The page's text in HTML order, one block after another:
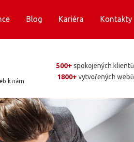
k nám
500+ spokojených klientů
1800+ vytvořených webů
Blog Kariéra Kontakty